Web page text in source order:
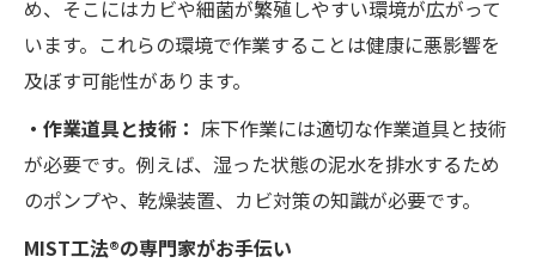
め、そこにはカビや細菌が繁殖しやすい環境が広がって
います。これらの環境で作業することは健康に悪影響を
及ぼす可能性があります。
・作業道具と技術： 床下作業には適切な作業道具と技術
が必要です。例えば、湿った状態の泥水を排水するため
のポンプや、乾燥装置、カビ対策の知識が必要です。
MIST工法®の専門家がお手伝い